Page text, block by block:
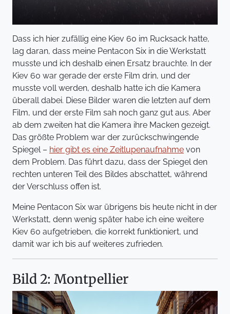
Dass ich hier zufällig eine Kiev 60 im Rucksack hatte,
lag daran, dass meine Pentacon Six in die Werkstatt
musste und ich deshalb einen Ersatz brauchte. In der
Kiev 60 war gerade der erste Film drin, und der
musste voll werden, deshalb hatte ich die Kamera
überall dabei. Diese Bilder waren die letzten auf dem
Film, und der erste Film sah noch ganz gut aus. Aber
ab dem zweiten hat die Kamera ihre Macken gezeigt.
Das größte Problem war der zurückschwingende
Spiegel – hier gibt es eine Zeitlupenaufnahme von
dem Problem. Das führt dazu, dass der Spiegel den
rechten unteren Teil des Bildes abschattet, während
der Verschluss offen ist.
Meine Pentacon Six war übrigens bis heute nicht in der
Werkstatt, denn wenig später habe ich eine weitere
Kiev 60 aufgetrieben, die korrekt funktioniert, und
damit war ich bis auf weiteres zufrieden.
Bild 2: Montpellier